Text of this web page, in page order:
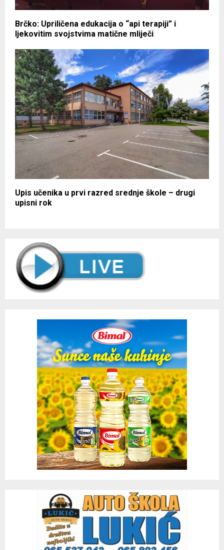
Brčko: Upriličena edukacija o “api terapiji” i
ljekovitim svojstvima matične mliječi
Upis učenika u prvi razred srednje škole – drugi
upisni rok